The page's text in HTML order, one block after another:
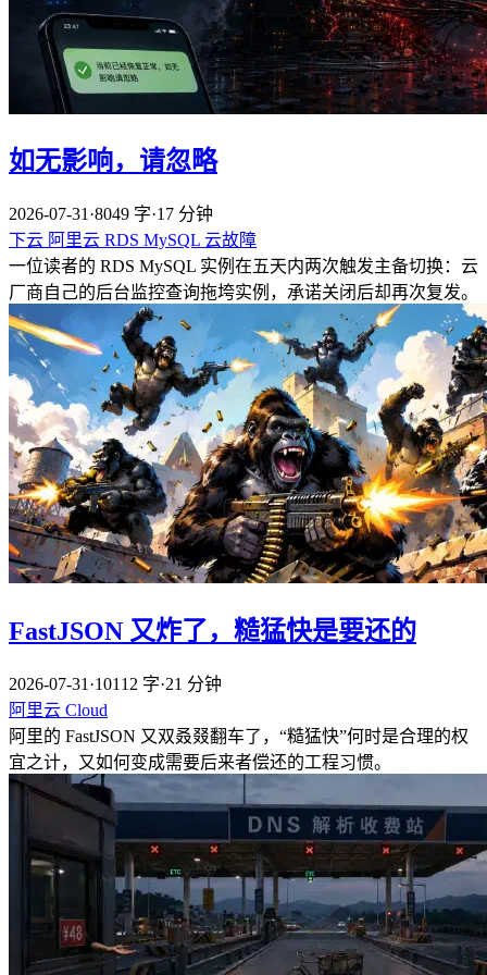
如无影响，请忽略
2026-07-31 ·8049 字·17 分钟
下云 阿里云 RDS MySQL 云故障
一位读者的 RDS MySQL 实例在五天内两次触发主备切换：云
厂商自己的后台监控查询拖垮实例，承诺关闭后却再次复发。
FastJSON 又炸了，糙猛快是要还的
2026-07-31 ·10112 字·21 分钟
阿里云 Cloud
阿里的 FastJSON 又双叒叕翻车了，“糙猛快”何时是合理的权
宜之计，又如何变成需要后来者偿还的工程习惯。